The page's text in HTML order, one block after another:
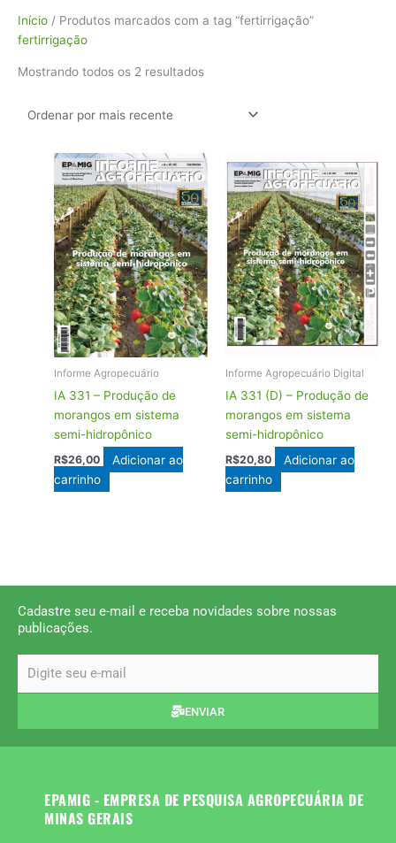
Início / Produtos marcados com a tag “fertirrigação”
fertirrigação
Mostrando todos os 2 resultados
Classificado
recente
Informe Agropecuário
IA 331 – Produção de
morangos em sistema
semi-hidropônico
R$26,00
Adicionar ao
carrinho
Informe Agropecuário Digital
IA 331 (D) – Produção de
morangos em sistema
semi-hidropônico
R$20,80
Adicionar ao
carrinho
Cadastre seu e-mail e receba novidades sobre nossas
publicações.
ENVIAR
EPAMIG - EMPRESA DE PESQUISA AGROPECUÁRIA DE
MINAS GERAIS